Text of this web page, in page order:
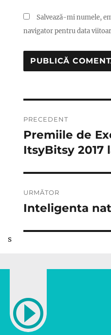
Salvează-mi numele,
navigator pentru data
în
articole
PRECEDENT
Articolul
anterior:
Premiile de
ItsyBitsy 2017
URMĂTOR
Articolul
Inteligenta
s